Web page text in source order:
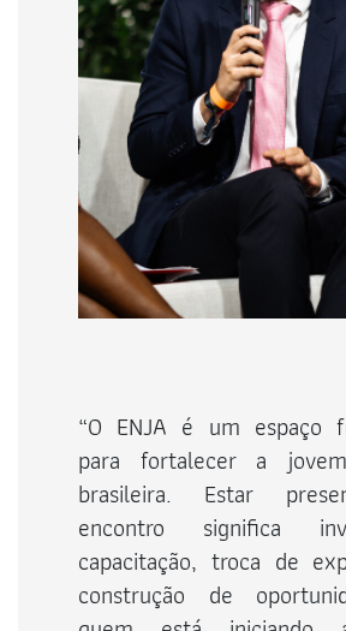
“O ENJA é um espaço
para fortalecer a
brasileira. Estar
encontro significa
capacitação, troca de
construção de